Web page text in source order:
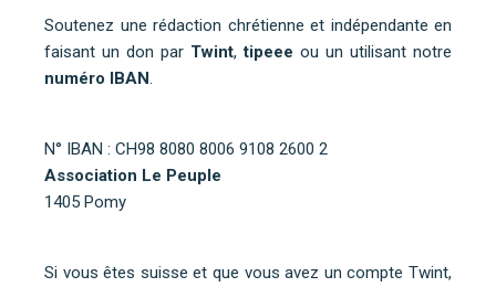
Soutenez une rédaction chrétienne et indépendante en
faisant un don par Twint,tipeee ou un utilisant notre
numéro IBAN.
N° IBAN : CH98 8080 8006 9108 2600 2
Association Le Peuple
1405 Pomy
Si vous êtes suisse et que vous avez un compte Twint,